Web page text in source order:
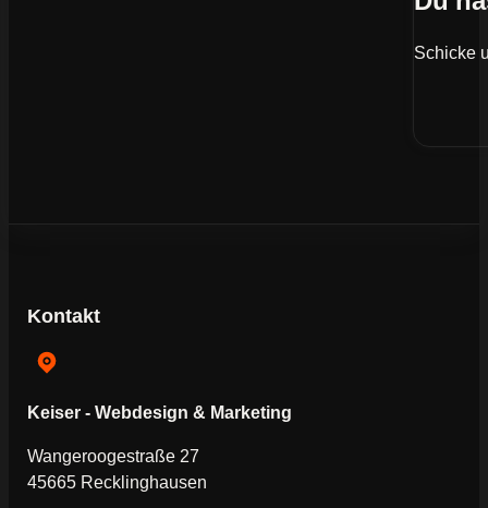
Schicke
Kontakt
Keiser - Webdesign & Marketing
Wangeroogestraße 27
45665 Recklinghausen